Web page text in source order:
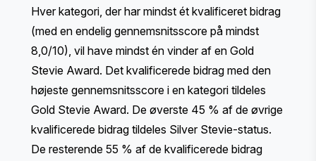
Hver kategori, der har mindst ét kvalificeret bidrag
(med en endelig gennemsnitsscore på mindst
8,0/10), vil have mindst én vinder af en Gold
Stevie Award. Det kvalificerede bidrag med den
højeste gennemsnitsscore i en kategori tildeles
Gold Stevie Award. De øverste 45 % af de øvrige
kvalificerede bidrag tildeles Silver Stevie-status.
De resterende 55 % af de kvalificerede bidrag